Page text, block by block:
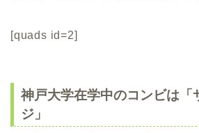
[quads id=2]
神戸大学在学中のコンビは「
ジ」